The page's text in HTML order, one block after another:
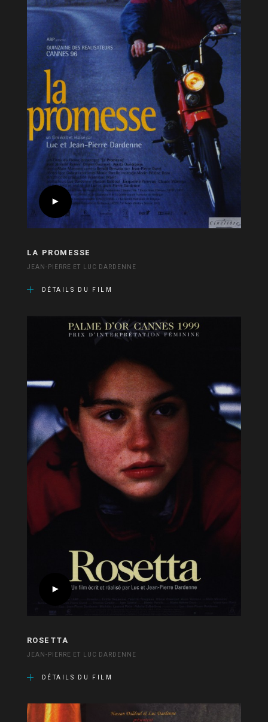
LA PROMESSE
JEAN-PIERRE ET LUC DARDENNE
DÉTAILS DU FILM
ROSETTA
JEAN-PIERRE ET LUC DARDENNE
DÉTAILS DU FILM